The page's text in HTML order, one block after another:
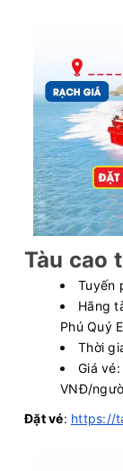
Tàu cao
Tuyến
Hãng
Phú Quý
Thời
Giá
VNĐ/
Đặt vé: https://